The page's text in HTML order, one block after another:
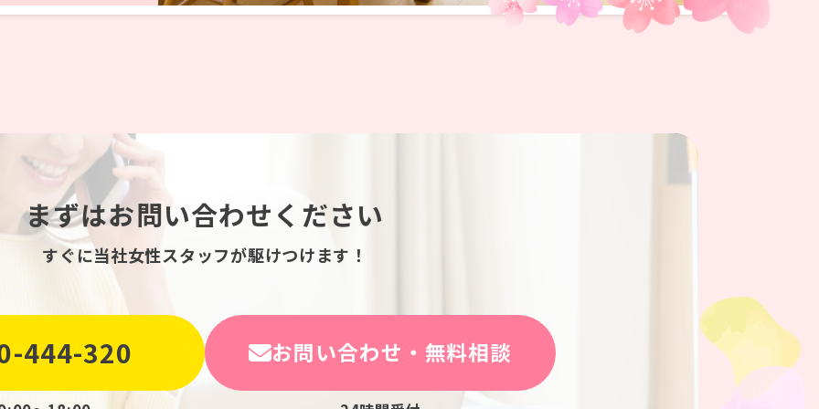
まずはお問い合わせください
すぐに当社女性スタッフが駆けつけます！
444-320 お問い合わせ・無料相談